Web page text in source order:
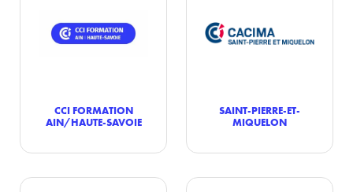
CCI FORMATION
AIN/HAUTE-SAVOIE
SAINT-PIERRE-ET-
MIQUELON